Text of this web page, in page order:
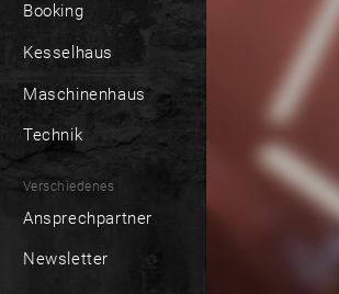
Booking
Kesselhaus
Maschinenhaus
Technik
Verschiedenes
Ansprechpartner
Newsletter